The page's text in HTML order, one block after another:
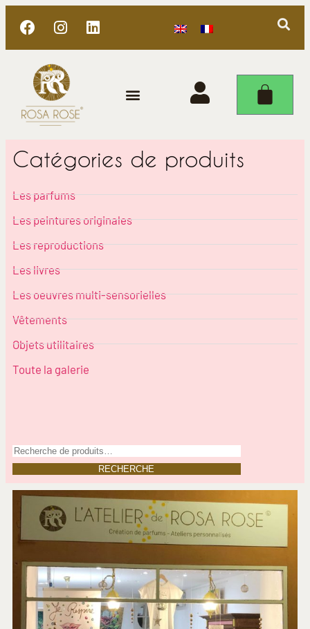
Catégories de produits
Les parfums
Les peintures originales
Les reproductions
Les livres
Les oeuvres multi-sensorielles
Vêtements
Objets utilitaires
Toute la galerie
RECHERCHE